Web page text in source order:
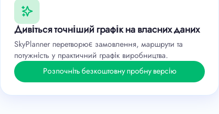
Дивіться точніший графік на власних даних
SkyPlanner перетворює замовлення, маршрути та
потужність у практичний графік виробництва.
Розпочніть безкоштовну пробну версію